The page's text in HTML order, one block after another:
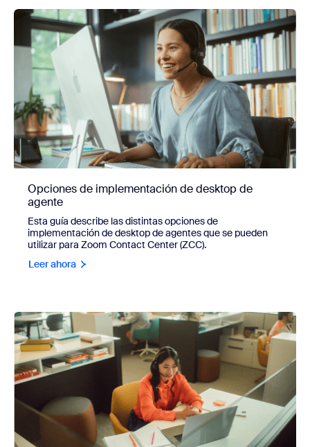
Opciones de implementación de desktop de
agente
Esta guía describe las distintas opciones de
implementación de desktop de agentes que se pueden
utilizar para Zoom Contact Center (ZCC).
Leer ahora